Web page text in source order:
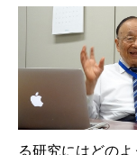
る研究にはどの